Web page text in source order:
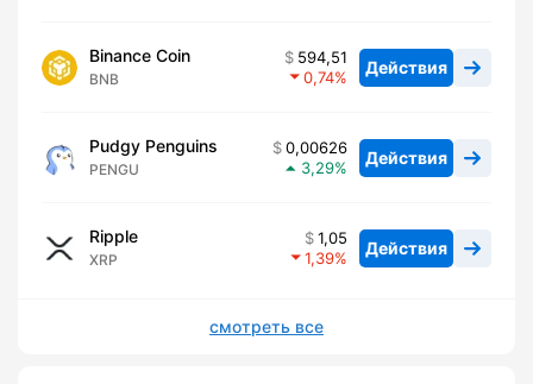
Binance Coin
BNB
594,51
0,74
Действия
Pudgy Penguins
PENGU
0,00626
3,29
Действия
Ripple
XRP
1,05
1,39
Действия
смотреть все